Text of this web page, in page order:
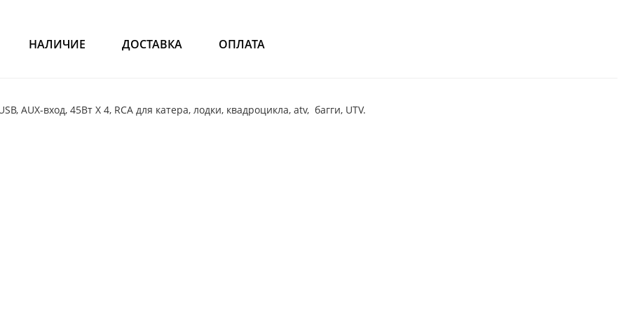
НАЛИЧИЕ ДОСТАВКА ОПЛАТА
AUX-вход, 45Вт X 4, RCA для катера, лодки, квадроцикла, atv, багги, UTV.